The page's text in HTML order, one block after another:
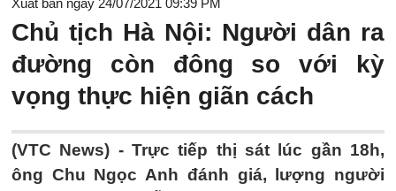
Xuất bản ngày 24/07/2021 09:39 PM
Chủ tịch Hà Nội: Người dân ra
đường còn đông so với kỳ
vọng thực hiện giãn cách
(VTC News) - Trực tiếp thị sát lúc gần 18h,
ông Chu Ngọc Anh đánh giá, lượng người